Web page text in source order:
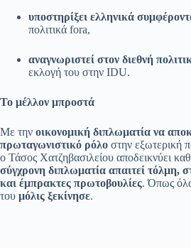
υποστηρίξει ελληνικά
πολιτικά fora,
αναγνωριστεί στον διεθνή
εκλογή του στην IDU.
Το μέλλον μπροστά
Με την οικονομική διπλωματία να
πρωταγωνιστικό ρόλο στην εξωτερική
ο Τάσος Χατζηβασιλείου αποδεικνύει
σύγχρονη διπλωματία απαιτεί τόλμη,
και έμπρακτες πρωτοβουλίες. Όπως
του μόλις ξεκίνησε.